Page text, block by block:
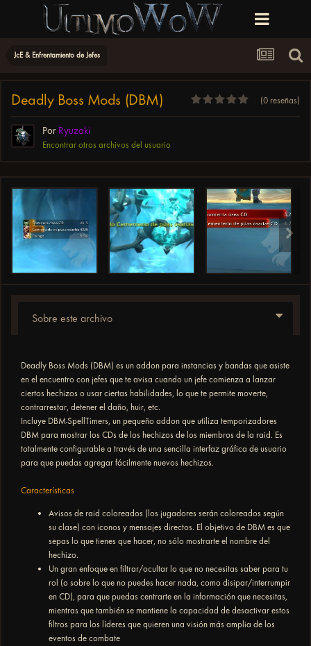
JcE & Enfrentamiento de Jefes
Deadly Boss Mods (DBM) (0 reseñas)
Por Ryuzaki
Encontrar otros archivos del usuario
Sobre este archivo
Deadly Boss Mods (DBM) es un addon para instancias y bandas que asiste
en el encuentro con jefes que te avisa cuando un jefe comienza a lanzar
ciertos hechizos o usar ciertas habilidades, lo que te permite moverte,
contrarrestar, detener el daño, huir, etc.
Incluye DBM-SpellTimers, un pequeño addon que utiliza temporizadores
DBM para mostrar los CDs de los hechizos de los miembros de la raid. Es
totalmente configurable a través de una sencilla interfaz gráfica de usuario
para que puedas agregar fácilmente nuevos hechizos.
Características
Avisos de raid coloreados (los jugadores serán coloreados según
su clase) con iconos y mensajes directos. El objetivo de DBM es que
sepas lo que tienes que hacer, no sólo mostrarte el nombre del
hechizo.
Un gran enfoque en filtrar/ocultar lo que no necesitas saber para tu
rol (o sobre lo que no puedes hacer nada, como disipar/interrumpir
en CD), para que puedas centrarte en la información que necesitas,
mientras que también se mantiene la capacidad de desactivar estos
filtros para los líderes que quieren una visión más amplia de los
eventos de combate